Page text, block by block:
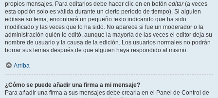
propios mensajes. Para editarlos debe hacer clic en en botón editar(a veces
esta opción solo es válida durante un cierto periodo de tiempo). Si alguien
editase su tema, encontrará un pequeño texto indicando que ha sido
modificado y las veces que lo ha sido. No aparece si fue un moderador o la
administración quién lo editó, aunque la mayoría de las veces el editor deja su
nombre de usuario y la causa de la edición. Los usuarios normales no podrán
borrar sus temas después de que alguien haya respondido al mismo.
Arriba
¿Cómo se puede añadir una firma a mi mensaje?
Para añadir una firma a sus mensajes debe crearla en el Panel de Control de